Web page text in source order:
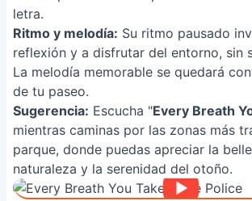
letra.
Ritmo y melodía: Su ritmo pausado
reflexión y a disfrutar del entorno, sin
La melodía memorable se quedará
de tu paseo.
Sugerencia: Escucha "Every Breath
mientras caminas por las zonas más
parque, donde puedas apreciar la
naturaleza y la serenidad del otoño.